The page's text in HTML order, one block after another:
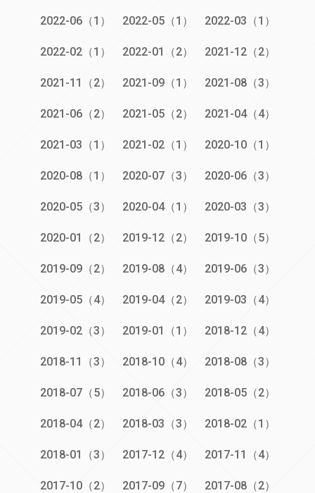
2022-06（1） 2022-05（1） 2022-03（1）
2022-02（1） 2022-01（2） 2021-12（2）
2021-11（2） 2021-09（1） 2021-08（3）
2021-06（2） 2021-05（2） 2021-04（4）
2021-03（1） 2021-02（1） 2020-10（1）
2020-08（1） 2020-07（3） 2020-06（3）
2020-05（3） 2020-04（1） 2020-03（3）
2020-01（2） 2019-12（2） 2019-10（5）
2019-09（2） 2019-08（4） 2019-06（3）
2019-05（4） 2019-04（2） 2019-03（4）
2019-02（3） 2019-01（1） 2018-12（4）
2018-11（3） 2018-10（4） 2018-08（3）
2018-07（5） 2018-06（3） 2018-05（2）
2018-04（2） 2018-03（3） 2018-02（1）
2018-01（3） 2017-12（4） 2017-11（4）
2017-10（2） 2017-09（7） 2017-08（2）